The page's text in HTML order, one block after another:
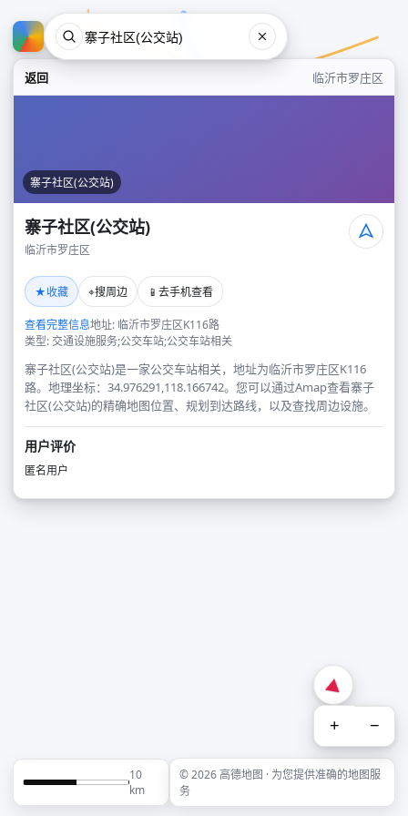
返回 临沂市罗庄区
寨子社区(公交站)
寨子社区(公交站)
临沂市罗庄区
★收藏 ⌖搜周边 📱 去手机查看
查看完整信息地址: 临沂市罗庄区K116路
类型: 交通设施服务;公交车站;公交车站相关
寨子社区(公交站)是一家公交车站相关，地址为临沂市罗庄区K116
路。地理坐标：34.976291,118.166742。您可以通过Amap查看寨子
社区(公交站)的精确地图位置、规划到达路线，以及查找周边设施。
用户评价
匿名用户
+ −
10
km
© 2026 高德地图 · 为您提供准确的地图服
务